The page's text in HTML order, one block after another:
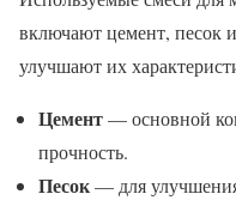
включают цемент, песок
улучшают их
Цемент— основной
прочность.
Песок— для